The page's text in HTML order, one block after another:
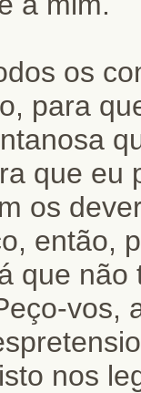
os
para
que eu
os
então,
que
vos,
nos